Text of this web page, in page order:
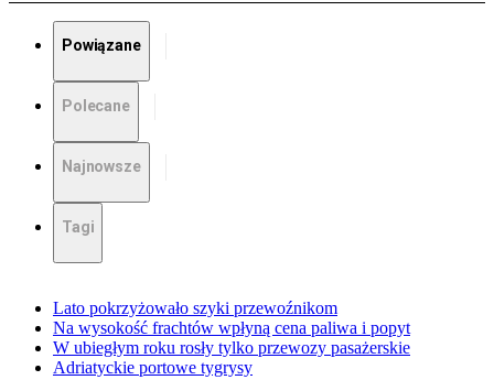
Powiązane
Polecane
Najnowsze
Tagi
Lato pokrzyżowało szyki przewoźnikom
Na wysokość frachtów wpłyną cena paliwa i popyt
W ubiegłym roku rosły tylko przewozy pasażerskie
Adriatyckie portowe tygrysy